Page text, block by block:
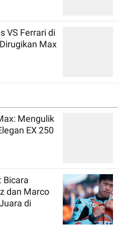
VS Ferrari di
Max
Mengulik
EX 250
Bicara
dan Marco
di